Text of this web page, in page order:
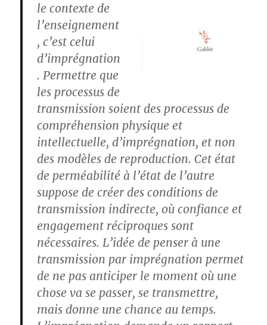
le contexte de
l’enseignement
, c’est celui
d’imprégnation
. Permettre que
les processus de
transmission soient des processus de
compréhension physique et
intellectuelle, d’imprégnation, et non
des modèles de reproduction. Cet état
de perméabilité à l’état de l’autre
suppose de créer des conditions de
transmission indirecte, où confiance et
engagement réciproques sont
nécessaires. L’idée de penser à une
transmission par imprégnation permet
de ne pas anticiper le moment où une
chose va se passer, se transmettre,
mais donne une chance au temps.